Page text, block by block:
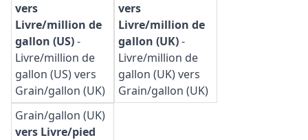
vers
Livre/million de
gallon (US)-
Livre/million de
gallon (US) vers
Grain/gallon (UK)
vers
Livre/million de
gallon (UK)-
Livre/million de
gallon (UK) vers
Grain/gallon (UK)
Grain/gallon (UK)
vers Livre/pied